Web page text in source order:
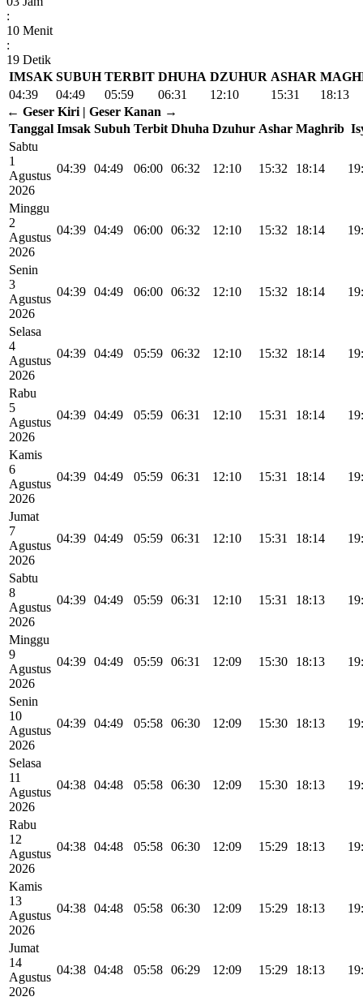
:
10 Menit
:
18 Detik
IMSAK SUBUH TERBIT DHUHA DZUHUR ASHAR
04:39
04:49 05:59 06:31 12:10 15:31
18:13
← Geser Kiri | Geser Kanan →
Tanggal Imsak Subuh Terbit Dhuha Dzuhur Ashar Maghrib
Sabtu
1
Agustus
2026
04:39 04:49 06:00 06:32 12:10 15:32 18:14
Minggu
2
Agustus
2026
04:39 04:49 06:00 06:32 12:10 15:32 18:14
Senin
3
Agustus
2026
04:39 04:49 06:00 06:32 12:10 15:32 18:14
Selasa
4
Agustus
2026
04:39 04:49 05:59 06:32 12:10 15:32 18:14
Rabu
5
Agustus
2026
04:39 04:49 05:59 06:31 12:10 15:31 18:14
Kamis
6
Agustus
2026
04:39 04:49 05:59 06:31 12:10 15:31 18:14
Jumat
7
Agustus
2026
04:39 04:49 05:59 06:31 12:10 15:31 18:14
Sabtu
8
Agustus
2026
04:39 04:49 05:59 06:31 12:10 15:31 18:13
Minggu
9
Agustus
2026
04:39 04:49 05:59 06:31 12:09 15:30 18:13
Senin
10
Agustus
2026
04:39 04:49 05:58 06:30 12:09 15:30 18:13
Selasa
11
Agustus
2026
04:38 04:48 05:58 06:30 12:09 15:30 18:13
Rabu
12
Agustus
2026
04:38 04:48 05:58 06:30 12:09 15:29 18:13
Kamis
13
Agustus
2026
04:38 04:48 05:58 06:30 12:09 15:29 18:13
Jumat
14
Agustus
2026
04:38 04:48 05:58 06:29 12:09 15:29 18:13